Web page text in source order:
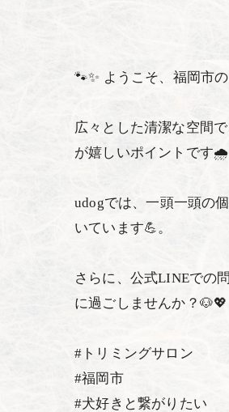
🐾✨ ようこそ、福岡市
広々とした清潔な空間
が嬉しいポイントです
udogでは、一頭一頭の
いています💪。
さらに、公式LINEでの
に過ごしませんか？🐶💖
#トリミングサロン
#福岡市
#犬好きと繋がりたい